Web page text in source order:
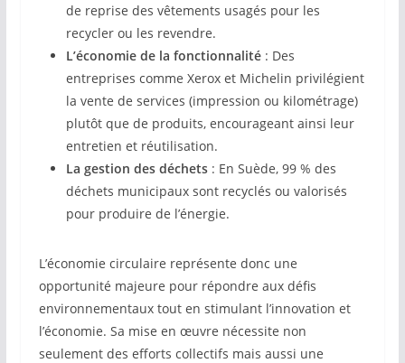
de reprise des vêtements usagés pour les
recycler ou les revendre.
L’économie de la fonctionnalité: Des
entreprises comme Xerox et Michelin privilégient
la vente de services (impression ou kilométrage)
plutôt que de produits, encourageant ainsi leur
entretien et réutilisation.
La gestion des déchets: En Suède, 99 % des
déchets municipaux sont recyclés ou valorisés
pour produire de l’énergie.
L’économie circulaire représente donc une
opportunité majeure pour répondre aux défis
environnementaux tout en stimulant l’innovation et
l’économie. Sa mise en œuvre nécessite non
seulement des efforts collectifs mais aussi une